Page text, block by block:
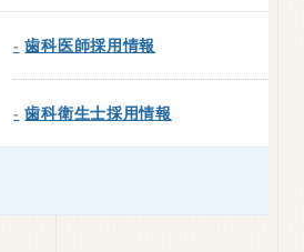
歯科医師採用情報
歯科衛生士採用情報